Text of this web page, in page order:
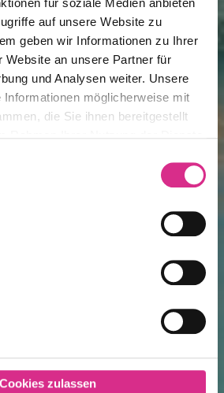
auf unsere Website zu
geben wir Informationen zu Ihrer
Website an unsere Partner für
und Analysen weiter. Unsere
Informationen möglicherweise mit
die Sie ihnen bereitgestellt
Cookies zulassen